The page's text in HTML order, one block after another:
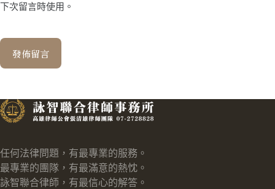
下次留言時使用。
發佈留言
任何法律問題，有最專業的服務。
最專業的團隊，有最滿意的熱忱。
詠智聯合律師，有最信心的解答。